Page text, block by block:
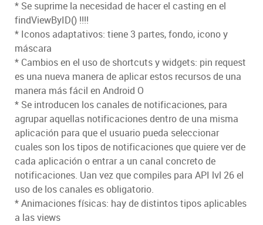
* Se suprime la necesidad de hacer el casting en el
findViewByID() !!!!
* Iconos adaptativos: tiene 3 partes, fondo, icono y
máscara
* Cambios en el uso de shortcuts y widgets: pin request
es una nueva manera de aplicar estos recursos de una
manera más fácil en Android O
* Se introducen los canales de notificaciones, para
agrupar aquellas notificaciones dentro de una misma
aplicación para que el usuario pueda seleccionar
cuales son los tipos de notificaciones que quiere ver de
cada aplicación o entrar a un canal concreto de
notificaciones. Uan vez que compiles para API lvl 26 el
uso de los canales es obligatorio.
* Animaciones físicas: hay de distintos tipos aplicables
a las views